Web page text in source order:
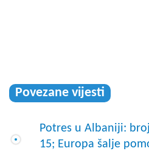
Povezane vijesti
Potres u Albaniji:
15; Europa šalje